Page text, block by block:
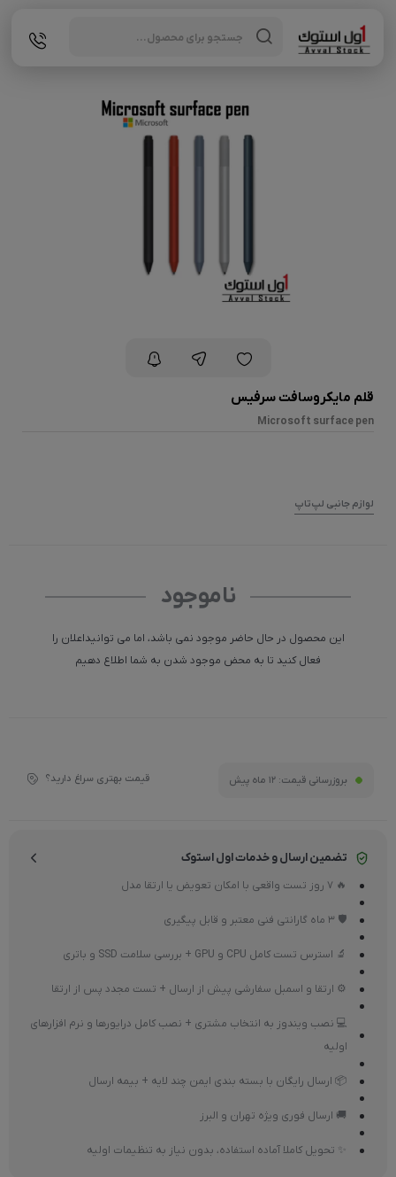
search
قلم مایکروسافت سرفیس
Microsoft surface pen
لوازم جانبی لپ‌تاپ
ناموجود
این محصول در حال حاضر موجود نمی باشد، اما می توانیداعلان را
فعال کنید تا به محض موجود شدن به شما اطلاع دهیم
بروزرسانی قیمت: 12 ماه پیش قیمت بهتری سراغ دارید؟
تضمین ارسال و خدمات اول استوک
🔥 7 روز تست واقعی با امکان تعویض یا ارتقا مدل
🛡 3 ماه گارانتی فنی معتبر و قابل پیگیری
🔬 استرس تست کامل CPU و GPU + بررسی سلامت SSD و باتری
⚙ ارتقا و اسمبل سفارشی پیش از ارسال + تست مجدد پس از ارتقا
💻 نصب ویندوز به انتخاب مشتری + نصب کامل درایورها و نرم افزارهای
اولیه
📦 ارسال رایگان با بسته بندی ایمن چند لایه + بیمه ارسال
🚚 ارسال فوری ویژه تهران و البرز
✨ تحویل کاملا آماده استفاده، بدون نیاز به تنظیمات اولیه